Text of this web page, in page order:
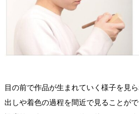
目の前で作品が生まれていく様子を見
出しや着色の過程を間近で見ることが